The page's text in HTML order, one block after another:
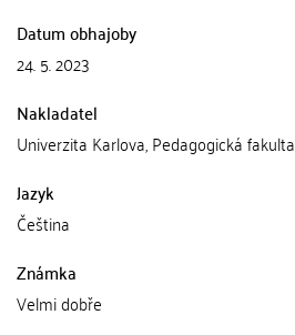
Datum obhajoby
24. 5. 2023
Nakladatel
Univerzita Karlova, Pedagogická fakulta
Jazyk
Čeština
Známka
Velmi dobře